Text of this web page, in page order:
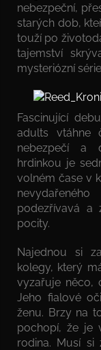
nebezpeční,
starých dob,
touží po
tajemství
mysteriózní
Fascinující
adults vtáhne
nebezpečí a
hrdinkou je
volném čase v
podezřívavá a
pocity.
Najednou si
kolegy, který
vyzařuje něco,
Jeho fialové
ženu. Brzy na
pochopí, že je
rodina. Musí si